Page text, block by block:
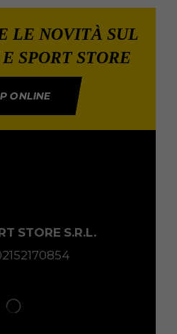
LE NOVITÀ SUL
SPORT STORE
ONLINE
STORE S.R.L.